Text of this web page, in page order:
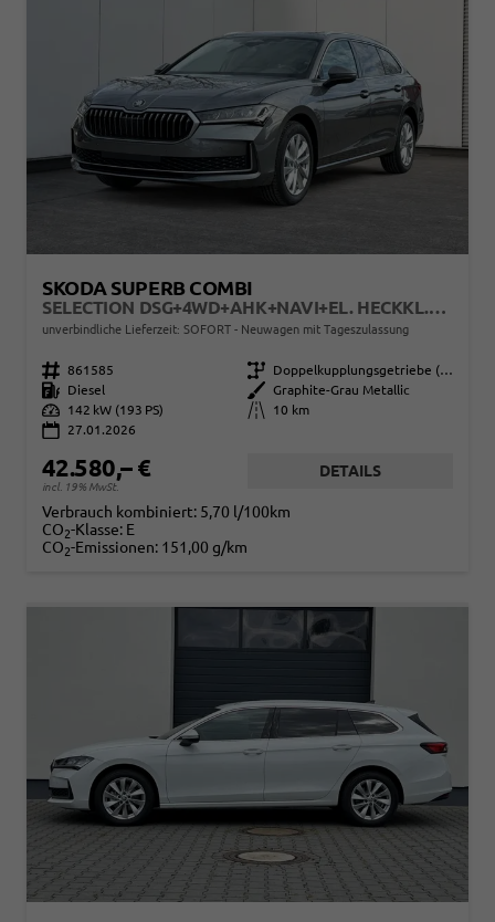
SKODA SUPERB COMBI
SELECTION DSG+4WD+AHK+NAVI+EL. HECKKL.+SHZ V+H
unverbindliche Lieferzeit: SOFORT Neuwagen mit Tageszulassung
Fahrzeugnr. 861585 Getriebe
Doppelkupplungsgetriebe (DSG)
Kraftstoff
Diesel Außenfarbe
Graphite-Grau Metallic
Leistung
142 kW (193 PS) Kilometerstand
10 km
27.01.2026
42.580,– €
incl. 19% MwSt.
DETAILS
Verbrauch kombiniert: 5,70 l/100km
CO2-Klasse: E
CO2-Emissionen: 151,00 g/km